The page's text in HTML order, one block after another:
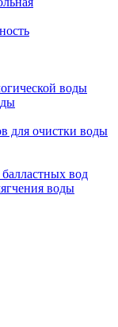
воды
для очистки воды
вод
воды